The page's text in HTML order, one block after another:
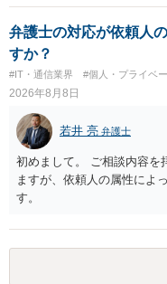
弁護士の対応が依頼人
すか？
#IT・通信業界 #個人・プライベー
2026年8月8日
若井 亮 弁護士
初めまして。 ご相談内容を
ますが、依頼人の属性によ
す。